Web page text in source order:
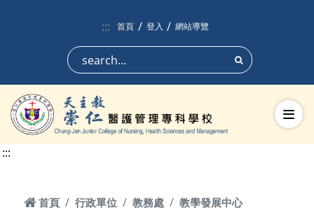
:::
首頁 登入 網站導覽
搜尋
切換
:::
首頁
首頁 行政單位 教務處
教學發展中心